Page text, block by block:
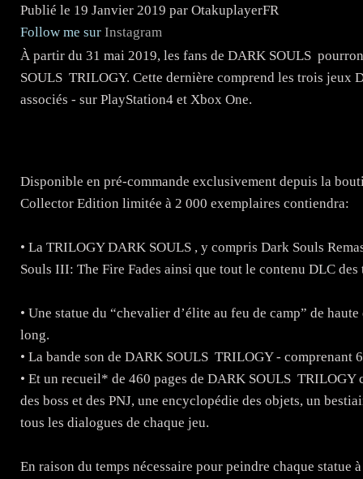
Publié le 19 Janvier 2019 par OtakuplayerFR
Follow me sur Instagram
À partir du 31 mai 2019, les fans de DARK SOULS
SOULS TRILOGY. Cette dernière comprend les trois jeux
associés - sur PlayStation4 et Xbox One.
Disponible en pré-commande exclusivement depuis la
Collector Edition limitée à 2 000 exemplaires contiendra:
• La TRILOGY DARK SOULS , y compris Dark Souls
Souls III: The Fire Fades ainsi que tout le contenu DLC
• Une statue du “chevalier d’élite au feu de camp” de
long.
• La bande son de DARK SOULS TRILOGY - comprenant
• Et un recueil* de 460 pages de DARK SOULS TRILOGY
des boss et des PNJ, une encyclopédie des objets, un
tous les dialogues de chaque jeu.
En raison du temps nécessaire pour peindre chaque